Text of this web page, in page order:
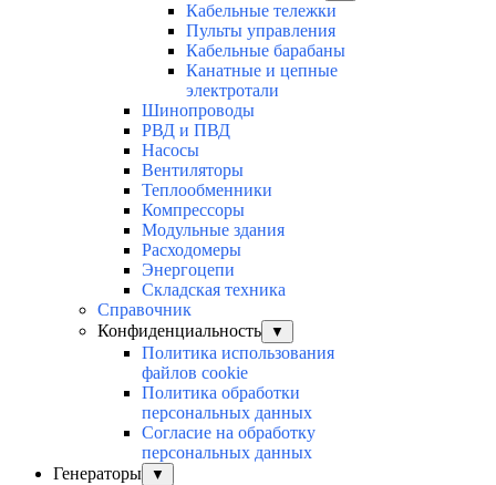
Кабельные тележки
Пульты управления
Кабельные барабаны
Канатные и цепные
электротали
Шинопроводы
РВД и ПВД
Насосы
Вентиляторы
Теплообменники
Компрессоры
Модульные здания
Расходомеры
Энергоцепи
Складская техника
Справочник
Конфиденциальность
▼
Политика использования
файлов cookie
Политика обработки
персональных данных
Согласие на обработку
персональных данных
Генераторы
▼